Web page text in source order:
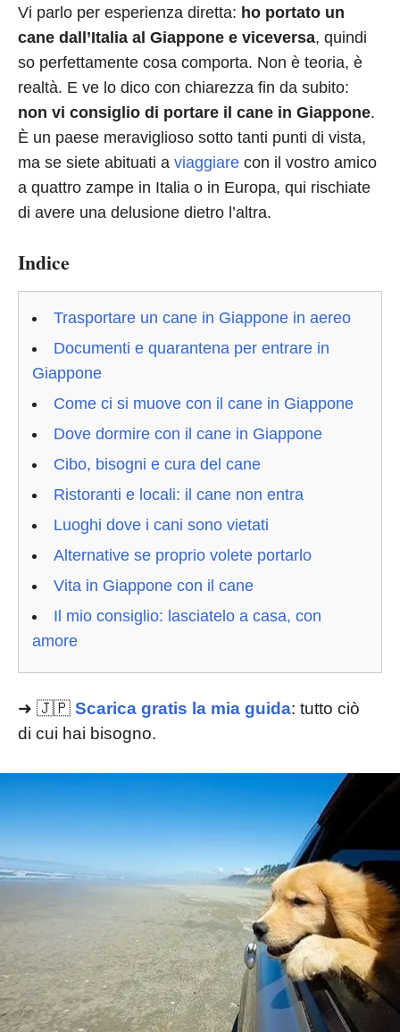
Vi parlo per esperienza diretta: ho portato un
cane dall’Italia al Giappone e viceversa, quindi
so perfettamente cosa comporta. Non è teoria, è
realtà. E ve lo dico con chiarezza fin da subito:
non vi consiglio di portare il cane in Giappone.
È un paese meraviglioso sotto tanti punti di vista,
ma se siete abituati a viaggiare con il vostro amico
a quattro zampe in Italia o in Europa, qui rischiate
di avere una delusione dietro l’altra.
Indice
Trasportare un cane in Giappone in aereo
Documenti e quarantena per entrare in
Giappone
Come ci si muove con il cane in Giappone
Dove dormire con il cane in Giappone
Cibo, bisogni e cura del cane
Ristoranti e locali: il cane non entra
Luoghi dove i cani sono vietati
Alternative se proprio volete portarlo
Vita in Giappone con il cane
Il mio consiglio: lasciatelo a casa, con
amore
➜ 🇯🇵 Scarica gratis la mia guida: tutto ciò
di cui hai bisogno.